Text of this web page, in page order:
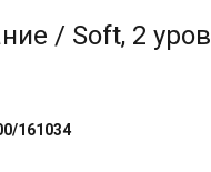
/ Soft, 2
161034